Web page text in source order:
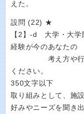
えた。
設問 (22) ★
【2】‐d 大学・大
経験が今のあなたの
考え方や行動に
ください。
350文字以下
取り組みとして、施
好みやニーズを聞き